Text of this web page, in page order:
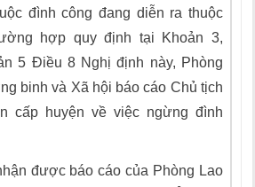
đình công đang diễn ra thuộc
hợp quy định tại Khoản 3,
5 Điều 8 Nghị định này, Phòng
binh và Xã hội báo cáo Chủ tịch
cấp huyện về việc ngừng đình
được báo cáo của Phòng Lao